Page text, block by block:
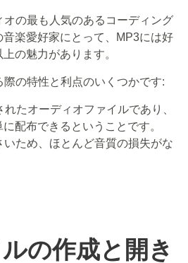
オの最も人気のあるコーディング
楽愛好家にとって、MP3には好
の魅力があります。
際の特性と利点のいくつかです:
たオーディオファイルであり、
配布できるということです。
ため、ほとんど音質の損失がな
の作成と開き